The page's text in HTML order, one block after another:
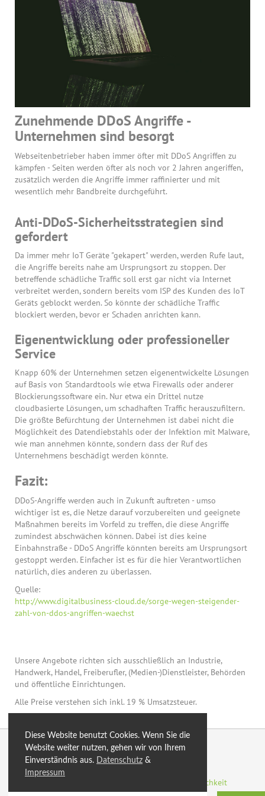
Diese Website benutzt Cookies. Wenn Sie die
Website weiter nutzen, gehen wir von Ihrem
Einverständnis aus. Datenschutz &
Impressum
Zunehmende DDoS Angriffe -
Unternehmen sind besorgt
Webseitenbetrieber haben immer öfter mit DDoS Angriffen zu
kämpfen - Seiten werden öfter als noch vor 2 Jahren angeriffen,
zusätzlich werden die Angriffe immer raffinierter und mit
wesentlich mehr Bandbreite durchgeführt.
Anti-DDoS-Sicherheitsstrategien sind
gefordert
Da immer mehr IoT Geräte "gekapert" werden, werden Rufe laut,
die Angriffe bereits nahe am Ursprungsort zu stoppen. Der
betreffende schädliche Traffic soll erst gar nicht via Internet
verbreitet werden, sondern bereits vom ISP des Kunden des IoT
Geräts geblockt werden. So könnte der schädliche Traffic
blockiert werden, bevor er Schaden anrichten kann.
Eigenentwicklung oder professioneller
Service
Knapp 60% der Unternehmen setzen eigenentwickelte Lösungen
auf Basis von Standardtools wie etwa Firewalls oder anderer
Blockierungssoftware ein. Nur etwa ein Drittel nutze
cloudbasierte Lösungen, um schadhaften Traffic herauszufiltern.
Die größte Befürchtung der Unternehmen ist dabei nicht die
Möglichkeit des Datendiebstahls oder der Infektion mit Malware,
wie man annehmen könnte, sondern dass der Ruf des
Unternehmens beschädigt werden könnte.
Fazit:
DDoS-Angriffe werden auch in Zukunft auftreten - umso
wichtiger ist es, die Netze darauf vorzubereiten und geeignete
Maßnahmen bereits im Vorfeld zu treffen, die diese Angriffe
zumindest abschwächen können. Dabei ist dies keine
Einbahnstraße - DDoS Angriffe könnten bereits am Ursprungsort
gestoppt werden. Einfacher ist es für die hier Verantwortlichen
natürlich, dies anderen zu überlassen.
Quelle:
http://www.digitalbusiness-cloud.de/sorge-wegen-steigender-
zahl-von-ddos-angriffen-waechst
Unsere Angebote richten sich ausschließlich an Industrie,
Handwerk, Handel, Freiberufler, (Medien-)Dienstleister, Behörden
und öffentliche Einrichtungen.
Alle Preise verstehen sich inkl. 19 % Umsatzsteuer.
© 2026 by eXtro.hosting
optimiert
Zahlungsmöglichkeit